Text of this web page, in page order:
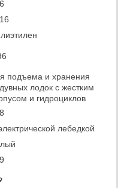
подъема и хранения
лодок с жестким
и гидроциклов
лебедкой